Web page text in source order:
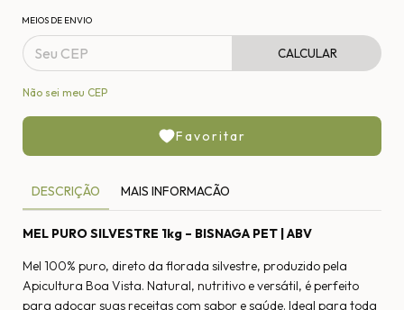
MEIOS DE ENVIO
CALCULAR
Não sei meu CEP
Favoritar
DESCRIÇÃO MAIS INFORMACÃO
MEL PURO SILVESTRE 1kg – BISNAGA PET | ABV
Mel 100% puro, direto da florada silvestre, produzido pela
Apicultura Boa Vista. Natural, nutritivo e versátil, é perfeito
para adoçar suas receitas com sabor e saúde. Ideal para toda